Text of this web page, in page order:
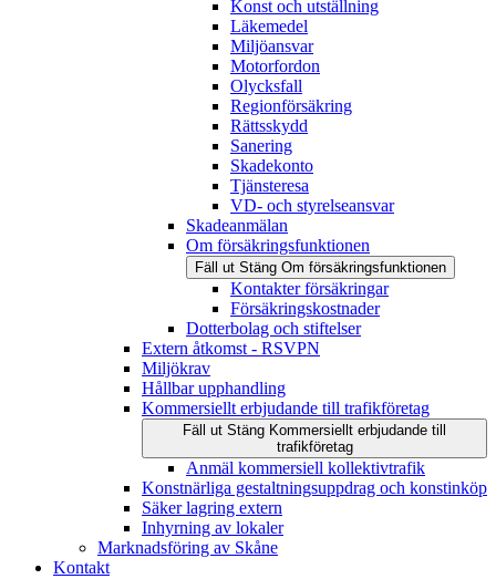
Konst och utställning
Läkemedel
Miljöansvar
Motorfordon
Olycksfall
Regionförsäkring
Rättsskydd
Sanering
Skadekonto
Tjänsteresa
VD- och styrelseansvar
Skadeanmälan
Om försäkringsfunktionen
Fäll ut Stäng Om försäkringsfunktionen
Kontakter försäkringar
Försäkringskostnader
Dotterbolag och stiftelser
Extern åtkomst - RSVPN
Miljökrav
Hållbar upphandling
Kommersiellt erbjudande till trafikföretag
Fäll ut Stäng Kommersiellt erbjudande till
trafikföretag
Anmäl kommersiell kollektivtrafik
Konstnärliga gestaltningsuppdrag och konstinköp
Säker lagring extern
Inhyrning av lokaler
Marknadsföring av Skåne
Kontakt